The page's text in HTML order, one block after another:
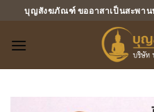
บุญสังฆภัณฑ์ ขออาสาเป็นสะพา